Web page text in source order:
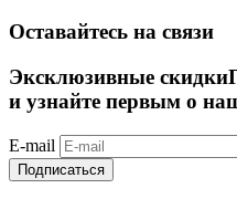
Оставайтесь на связи
Эксклюзивные скидки
и узнайте первым о
E-mail
Подписаться